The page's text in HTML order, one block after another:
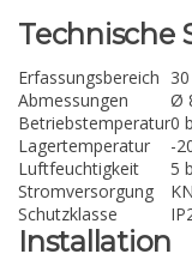
Technische
Erfassungsbereich
Abmessungen
Ø
Betriebstemperatur0
Lagertemperatur
-
Luftfeuchtigkeit
5
Stromversorgung
Schutzklasse
Installation